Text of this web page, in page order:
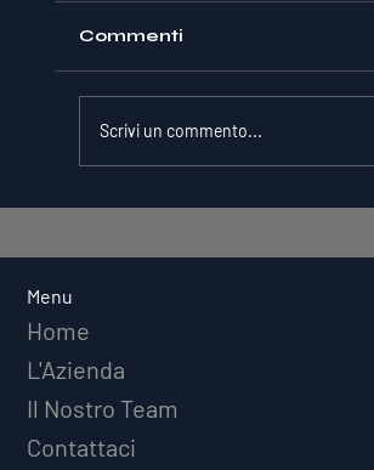
Misurabile: Perché il
Commenti
Scrivi un commento...
Menu
Home
L'Azienda
Il Nostro Team
Contattaci